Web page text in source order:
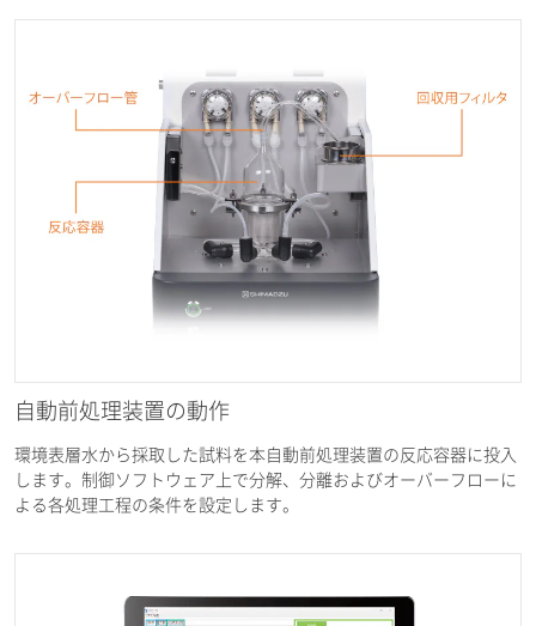
自動前処理装置の動作
環境表層水から採取した試料を本自動前処理装置の反応容器に投入
します。制御ソフトウェア上で分解、分離およびオーバーフローに
よる各処理工程の条件を設定します。